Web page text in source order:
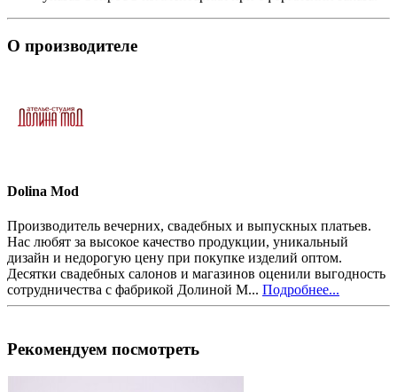
О производителе
Dolina Mod
Производитель вечерних, свадебных и выпускных платьев.
Нас любят за высокое качество продукции, уникальный
дизайн и недорогую цену при покупке изделий оптом.
Десятки свадебных салонов и магазинов оценили выгодность
сотрудничества с фабрикой Долиной М... Подробнее...
Рекомендуем посмотреть